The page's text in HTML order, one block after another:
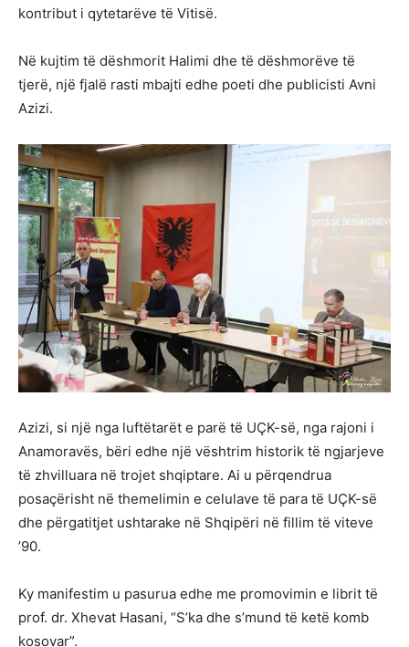
kontribut i qytetarëve të Vitisë.
Në kujtim të dëshmorit Halimi dhe të dëshmorëve të
tjerë, një fjalë rasti mbajti edhe poeti dhe publicisti Avni
Azizi.
Azizi, si një nga luftëtarët e parë të UÇK-së, nga rajoni i
Anamoravës, bëri edhe një vështrim historik të ngjarjeve
të zhvilluara në trojet shqiptare. Ai u përqendrua
posaçërisht në themelimin e celulave të para të UÇK-së
dhe përgatitjet ushtarake në Shqipëri në fillim të viteve
’90.
Ky manifestim u pasurua edhe me promovimin e librit të
prof. dr. Xhevat Hasani, “S’ka dhe s’mund të ketë komb
kosovar”.